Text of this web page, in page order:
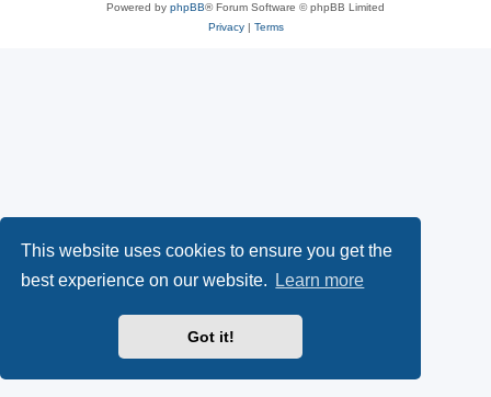
This website uses cookies to ensure you get the
best experience on our website.
Learn more
Got it!
Powered by phpBB® Forum Software © phpBB Limited
Privacy| Terms